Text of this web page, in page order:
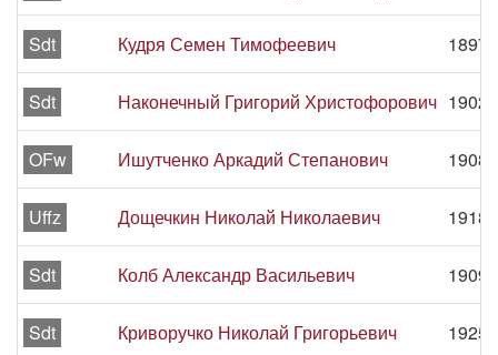
Sdt Кудря Семен Тимофеевич 1897
Sdt Наконечный Григорий Христофорович 1902
OFw Ишутченко Аркадий Степанович 1908
Uffz Дощечкин Николай Николаевич 1918
Sdt Колб Александр Васильевич 1909
Sdt Криворучко Николай Григорьевич 1925